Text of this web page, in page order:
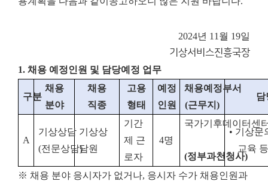
2024년 11월 19일
기상서비스진흥국장
1. 채용 예정인원 및 담당예정 업무
구분
채용
분야
채용
직종
고용
형태
예정
인원
채용예정부서
(근무지 )
담
A
기상상담
(전문상담)
기상상
담원
기간
제 근
로자
4명
국가기후데이터센
(정부과천청사)
• 기상문
교육
※ 채용 분야 응시자가 없거나, 응시자 수가 채용인원과